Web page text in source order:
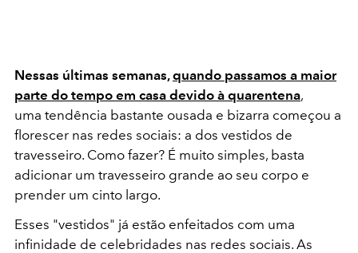
Nessas últimas semanas,quando passamos a maior
parte do tempo em casa devido à quarentena,
uma tendência bastante ousada e bizarra começou a
florescer nas redes sociais: a dos vestidos de
travesseiro. Como fazer? É muito simples, basta
adicionar um travesseiro grande ao seu corpo e
prender um cinto largo.
Esses "vestidos" já estão enfeitados com uma
infinidade de celebridades nas redes sociais. As